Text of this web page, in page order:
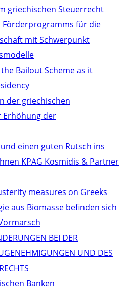
griechischen Steuerrecht
Förderprogramms für die
mit Schwerpunkt
Bailout Scheme as it
der griechischen
Erhöhung der
einen guten Rutsch ins
KPAG Kosmidis & Partner
measures on Greeks
aus Biomasse befinden sich
BEI DER
UND DES
Banken